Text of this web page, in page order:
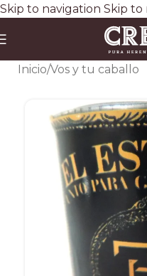
Skip to navigation Skip to
Envío gratis a todo el país en
válido en
3 y 6
Descuento ESPECIAL
Inicio/Vos y tu caballo